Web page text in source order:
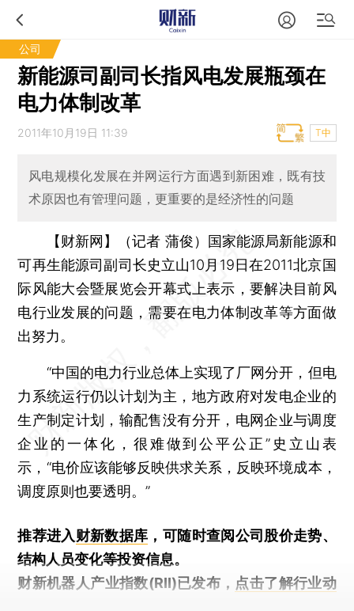
公司
新能源司副司长指风电发展瓶颈在
电力体制改革
2011年10月19日 11:39 T中
风电规模化发展在并网运行方面遇到新困难，既有技
术原因也有管理问题，更重要的是经济性的问题
【财新网】（记者 蒲俊）
国家能源局新能源和
可再生能源司副司长史立山10月19日在2011北京国
际风能大会暨展览会开幕式上表示，要解决目前风
电行业发展的问题，需要在电力体制改革等方面做
出努力。
“中国的电力行业总体上实现了厂网分开，但电
力系统运行仍以计划为主，地方政府对发电企业的
生产制定计划，输配售没有分开，电网企业与调度
企业的一体化，很难做到公平公正”史立山表
示，“电价应该能够反映供求关系，反映环境成本，
调度原则也要透明。”
推荐进入财新数据库 ，可随时查阅公司股价走势、
结构人员变化等投资信息。
财新机器人产业指数(RII)已发布， 点击了解行业动